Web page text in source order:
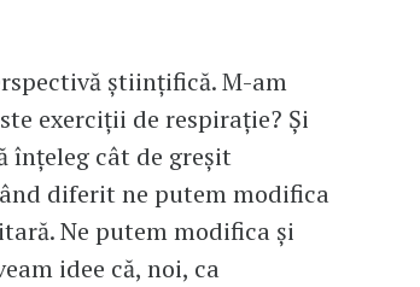
științifică. M-am
exerciții de respirație? Și
înțeleg cât de greșit
diferit ne putem modifica
Ne putem modifica și
idee că, noi, ca